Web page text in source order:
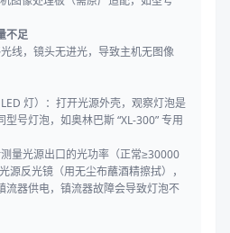
不足
线，镜头无进光，导致主机无图像
灯）：打开光源外壳，观察灯泡是
号灯泡，如奥林巴斯 “XL-300” 专用
量光源出口的光功率（正常≥30000
源反光镜（用无尘布蘸酒精擦拭），
流器供电，镇流器故障会导致灯泡不